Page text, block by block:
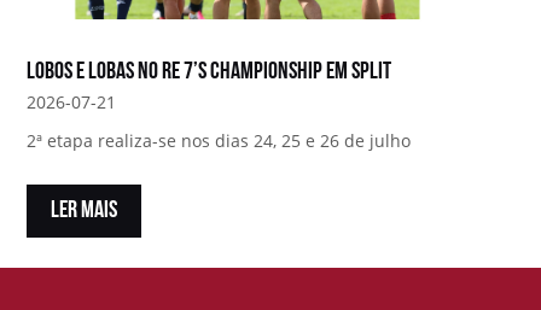
Lobos e Lobas no RE 7’s Championship em Split
2026-07-21
2ª etapa realiza-se nos dias 24, 25 e 26 de julho
LER MAIS